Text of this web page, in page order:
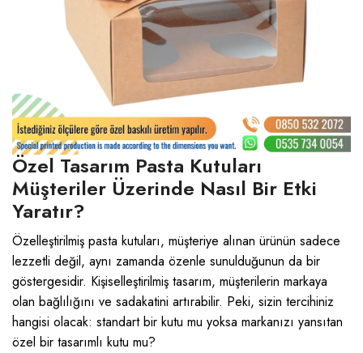
Özel Tasarım Pasta Kutuları
Müşteriler Üzerinde Nasıl Bir Etki
Yaratır?
Özelleştirilmiş pasta kutuları, müşteriye alınan ürünün sadece
lezzetli değil, aynı zamanda özenle sunulduğunun da bir
göstergesidir. Kişiselleştirilmiş tasarım, müşterilerin markaya
olan bağlılığını ve sadakatini artırabilir. Peki, sizin tercihiniz
hangisi olacak: standart bir kutu mu yoksa markanızı yansıtan
özel bir tasarımlı kutu mu?